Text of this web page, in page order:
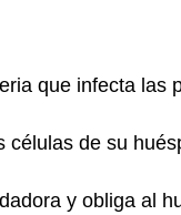
que infecta las
de su
y obliga al